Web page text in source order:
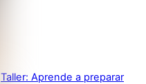
Taller: Aprende a preparar